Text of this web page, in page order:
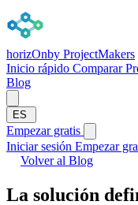
horizOnby ProjectMakers
Inicio rápido Comparar
Blog
ES
Empezar gratis
Iniciar sesión Empezar
Volver al Blog
La solución